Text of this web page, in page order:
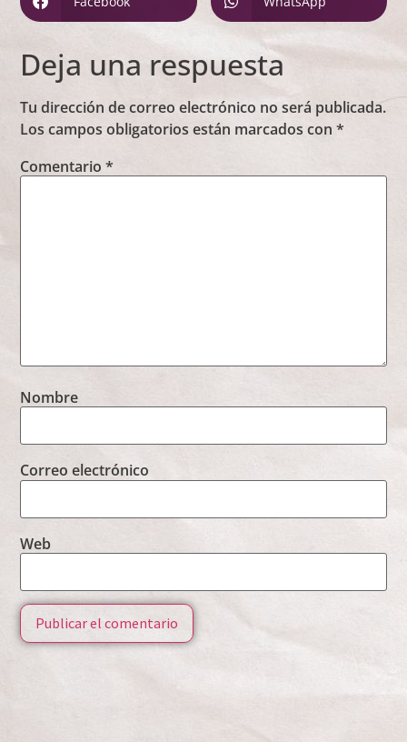
Deja una respuesta
Tu dirección de correo electrónico no será publicada.
Los campos obligatorios están marcados con*
Comentario*
Nombre
Correo electrónico
Web